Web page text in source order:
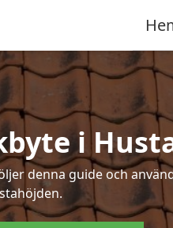
i
denna guide och